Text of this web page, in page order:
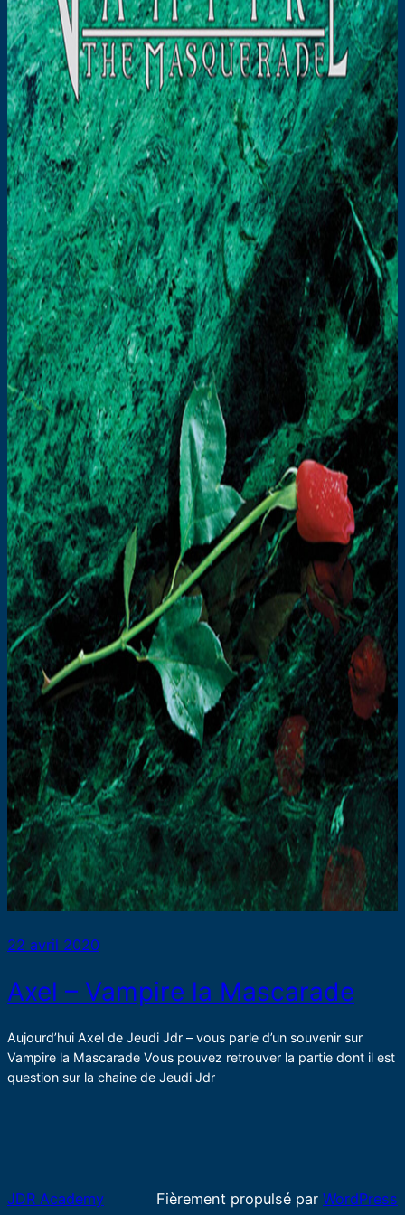
22 avril 2020
Axel – Vampire la Mascarade
Aujourd’hui Axel de Jeudi Jdr – vous parle d’un souvenir sur
Vampire la Mascarade Vous pouvez retrouver la partie dont il est
question sur la chaine de Jeudi Jdr
JDR Academy Fièrement propulsé par WordPress